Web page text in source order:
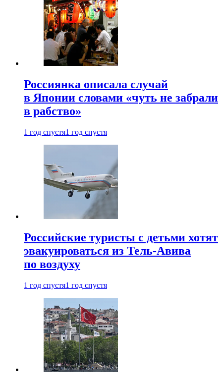
Россиянка описала случай
в Японии словами «чуть не забрали
в рабство»
1 год спустя1 год спустя
Российские туристы с детьми хотят
эвакуироваться из Тель-Авива
по воздуху
1 год спустя1 год спустя